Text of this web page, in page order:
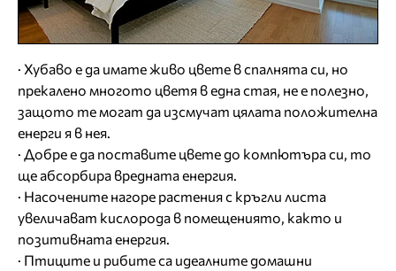
· Хубаво е да имате живо цвете в спалнята си, но
прекалено многото цветя в една стая, не е полезно,
защото те могат да изсмучат цялата положителна
енерги я в нея.
· Добре е да поставите цвете до компютъра си, то
ще абсорбира вредната енергия.
· Насочените нагоре растения с кръгли листа
увеличават кислорода в помещениято, както и
позитивната енергия.
· Птиците и рибите са идеалните домашни